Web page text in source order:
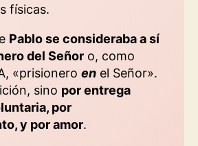
físicas.
Pablo se consideraba a sí
del Señor o, como
«prisionero en el Señor».
sino por entrega
por
y por amor.